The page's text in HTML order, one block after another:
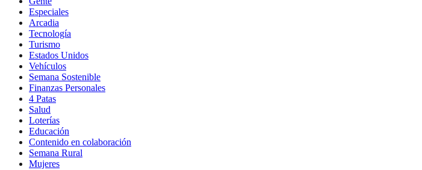
Especiales
Arcadia
Tecnología
Turismo
Estados Unidos
Vehículos
Semana Sostenible
Finanzas Personales
4 Patas
Salud
Loterías
Educación
Contenido en colaboración
Semana Rural
Mujeres